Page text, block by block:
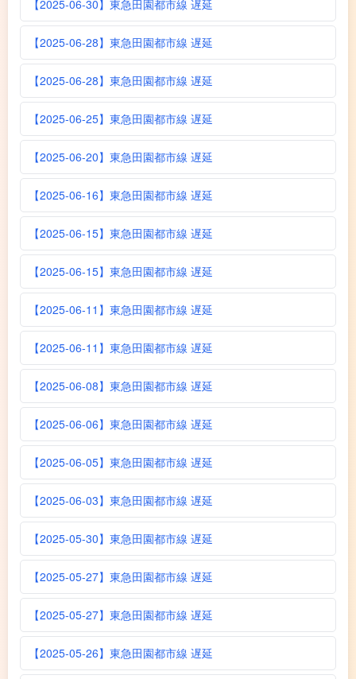
【2025-06-30】東急田園都市線 遅延
【2025-06-28】東急田園都市線 遅延
【2025-06-28】東急田園都市線 遅延
【2025-06-25】東急田園都市線 遅延
【2025-06-20】東急田園都市線 遅延
【2025-06-16】東急田園都市線 遅延
【2025-06-15】東急田園都市線 遅延
【2025-06-15】東急田園都市線 遅延
【2025-06-11】東急田園都市線 遅延
【2025-06-11】東急田園都市線 遅延
【2025-06-08】東急田園都市線 遅延
【2025-06-06】東急田園都市線 遅延
【2025-06-05】東急田園都市線 遅延
【2025-06-03】東急田園都市線 遅延
【2025-05-30】東急田園都市線 遅延
【2025-05-27】東急田園都市線 遅延
【2025-05-27】東急田園都市線 遅延
【2025-05-26】東急田園都市線 遅延